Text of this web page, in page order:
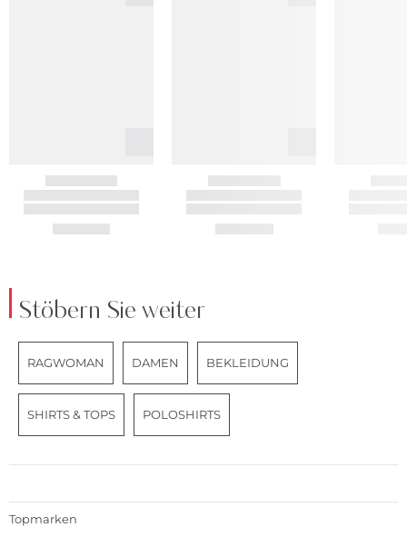
Stöbern Sie weiter
RAGWOMAN DAMEN BEKLEIDUNG
SHIRTS & TOPS POLOSHIRTS
Topmarken